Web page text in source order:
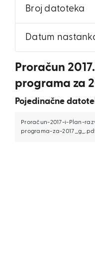
Broj datoteka
Datum
Proračun
programa za
Pojedinačne
Proračun-2017-i-Plan-
programa-za-